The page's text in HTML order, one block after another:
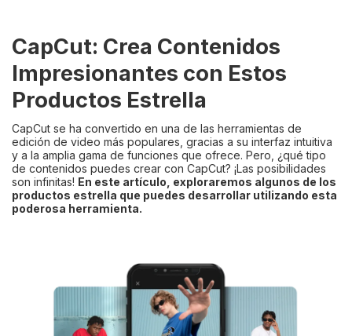
CapCut: Crea Contenidos
Impresionantes con Estos
Productos Estrella
CapCut se ha convertido en una de las herramientas de
edición de video más populares, gracias a su interfaz intuitiva
y a la amplia gama de funciones que ofrece. Pero, ¿qué tipo
de contenidos puedes crear con CapCut? ¡Las posibilidades
son infinitas! En este artículo, exploraremos algunos de los
productos estrella que puedes desarrollar utilizando esta
poderosa herramienta.